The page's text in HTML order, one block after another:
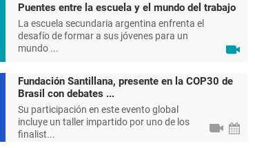
Puentes entre la escuela y el mundo del trabajo
La escuela secundaria argentina enfrenta el
desafío de formar a sus jóvenes para un
mundo ...
Fundación Santillana, presente en la COP30 de
Brasil con debates ...
Su participación en este evento global
incluye un taller impartido por uno de los
finalist...